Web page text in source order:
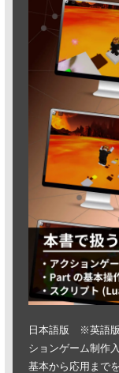
日本語版 ※英語版
ションゲーム制作
基本から応用まで